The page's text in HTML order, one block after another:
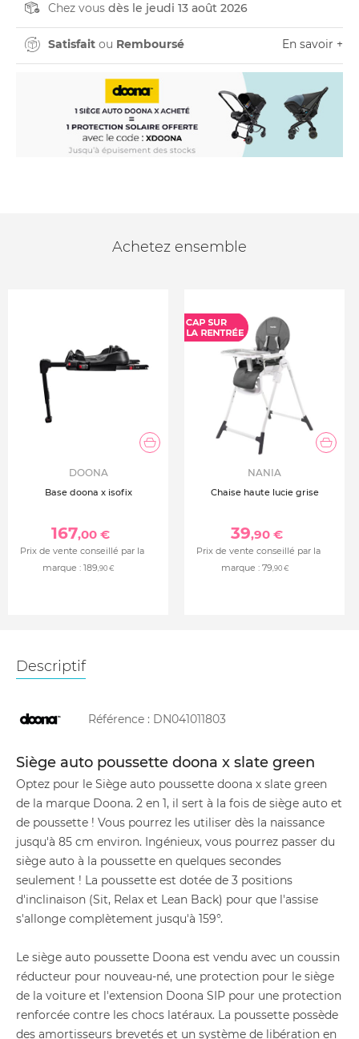
Chez vous dès le jeudi 13 août 2026
Satisfait ou Remboursé En savoir +
Achetez ensemble
DOONA
Base doona x isofix
167,00 €
Prix de vente conseillé par la
marque : 189 ,90 €
NANIA
Chaise haute lucie grise
39,90 €
Prix de vente conseillé par la
marque : 79 ,90 €
Descriptif
Référence : DN041011803
Siège auto poussette doona x slate green
Optez pour le Siège auto poussette doona x slate green
de la marque Doona. 2 en 1, il sert à la fois de siège auto et
de poussette ! Vous pourrez les utiliser dès la naissance
jusqu'à 85 cm environ. Ingénieux, vous pourrez passer du
siège auto à la poussette en quelques secondes
seulement ! La poussette est dotée de 3 positions
d'inclinaison (Sit, Relax et Lean Back) pour que l'assise
s'allonge complètement jusqu'à 159°.
Le siège auto poussette Doona est vendu avec un coussin
réducteur pour nouveau-né, une protection pour le siège
de la voiture et l'extension Doona SIP pour une protection
renforcée contre les chocs latéraux. La poussette possède
des amortisseurs brevetés et un système de libération en